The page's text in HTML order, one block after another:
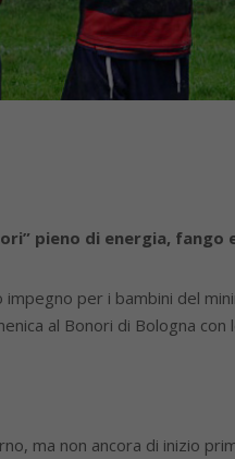
pieno di energia, fango
per i bambini del
al Bonori di Bologna con
ma non ancora di inizio